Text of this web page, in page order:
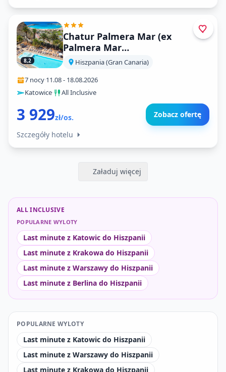
8,2
Chatur Palmera Mar (ex
Palmera Mar
Apartamentos)
Hiszpania (Gran Canaria)
7 nocy·11.08- 18.08.2026
Katowice· All Inclusive
3 929zł/os. Zobacz ofertę
Szczegóły hotelu
Załaduj więcej
ALL INCLUSIVE
POPULARNE WYLOTY
Last minute z Katowic do Hiszpanii
Last minute z Krakowa do Hiszpanii
Last minute z Warszawy do Hiszpanii
Last minute z Berlina do Hiszpanii
POPULARNE WYLOTY
Last minute z Katowic do Hiszpanii
Last minute z Warszawy do Hiszpanii
Last minute z Krakowa do Hiszpanii